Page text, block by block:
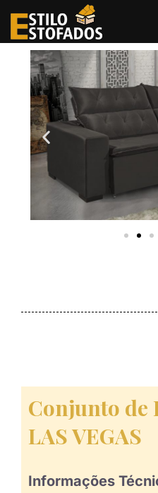
Conjunto de
LAS VEGAS
Informações